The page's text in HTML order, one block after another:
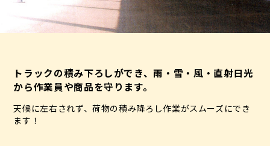
トラックの積み下ろしができ、雨・雪・風・直射日光
から作業員や商品を守ります。
天候に左右されず、荷物の積み降ろし作業がスムーズにでき
ます！